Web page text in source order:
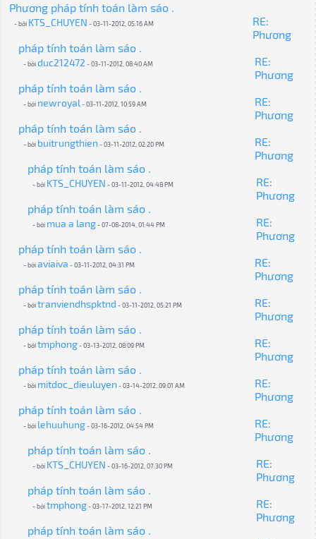
Phương pháp tính toán làm sáo .
- bởi KTS_CHUYEN - 03-11-2012, 05:16 AM
RE:
Phương
pháp tính toán làm sáo .
- bởiduc212472 - 03-11-2012, 08:40 AM
RE:
Phương
pháp tính toán làm sáo .
- bởi newroyal- 03-11-2012, 10:59 AM
RE:
Phương
pháp tính toán làm sáo .
- bởi buitrungthien - 03-11-2012, 02:20 PM
RE:
Phương
pháp tính toán làm sáo .
- bởi KTS_CHUYEN - 03-11-2012, 04:48 PM
RE:
Phương
pháp tính toán làm sáo .
- bởi mua a lang- 07-08-2014, 01:44 PM
RE:
Phương
pháp tính toán làm sáo .
- bởiaviaiva - 03-11-2012, 04:31 PM
RE:
Phương
pháp tính toán làm sáo .
- bởitranviendhspktnd - 03-11-2012, 05:21 PM
RE:
Phương
pháp tính toán làm sáo .
- bởitmphong- 03-13-2012, 08:09 PM
RE:
Phương
pháp tính toán làm sáo .
- bởi mitdoc_dieuluyen - 03-14-2012, 09:01 AM
RE:
Phương
pháp tính toán làm sáo .
- bởi lehuuhung- 03-16-2012, 04:54 PM
RE:
Phương
pháp tính toán làm sáo .
- bởi KTS_CHUYEN - 03-16-2012, 07:30 PM
RE:
Phương
pháp tính toán làm sáo .
- bởitmphong- 03-17-2012, 12:21 PM
RE:
Phương
pháp tính toán làm sáo .